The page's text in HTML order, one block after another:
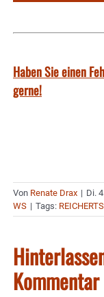
Haben Sie einen
gerne!
Von Renate Drax | Di.
WS | Tags:
Kommentar